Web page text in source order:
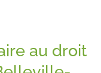
au droit